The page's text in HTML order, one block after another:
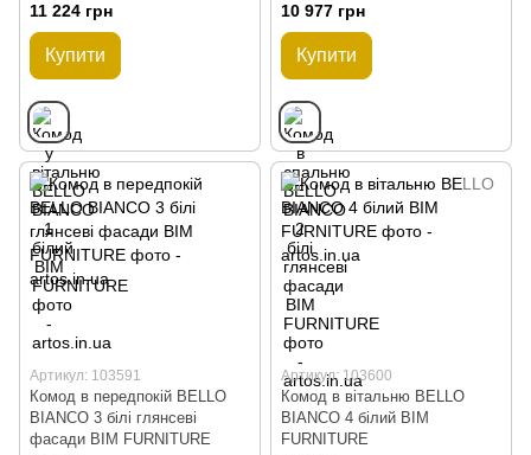
11 224 грн
Купити
10 977 грн
Купити
Артикул: 103591
Комод в передпокій BELLO
BIANCO 3 білі глянсеві
фасади BIM FURNITURE
Артикул: 103600
Комод в вітальню BELLO
BIANCO 4 білий BIM
FURNITURE